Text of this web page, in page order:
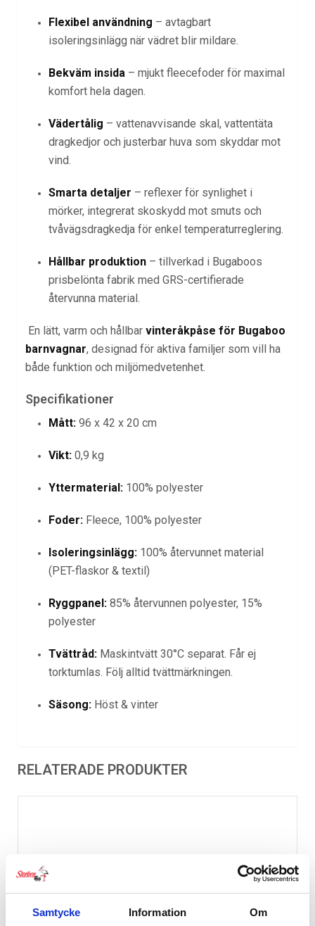
Samtycke Information Om
Flexibel användning – avtagbart
isoleringsinlägg när vädret blir mildare.
Bekväm insida– mjukt fleecefoder för maximal
komfort hela dagen.
Vädertålig – vattenavvisande skal, vattentäta
dragkedjor och justerbar huva som skyddar mot
vind.
Smarta detaljer – reflexer för synlighet i
mörker, integrerat skoskydd mot smuts och
tvåvägsdragkedja för enkel temperaturreglering.
Hållbar produktion– tillverkad i Bugaboos
prisbelönta fabrik med GRS-certifierade
återvunna material.
En lätt, varm och hållbar vinteråkpåse för Bugaboo
barnvagnar, designad för aktiva familjer som vill ha
både funktion och miljömedvetenhet.
Specifikationer
Mått:96 x 42 x 20 cm
Vikt:0,9 kg
Yttermaterial:100% polyester
Foder:Fleece, 100% polyester
Isoleringsinlägg:100% återvunnet material
(PET-flaskor & textil)
Ryggpanel:85% återvunnen polyester, 15%
polyester
Tvättråd:Maskintvätt 30°C separat. Får ej
torktumlas. Följ alltid tvättmärkningen.
Säsong:Höst & vinter
RELATERADE PRODUKTER